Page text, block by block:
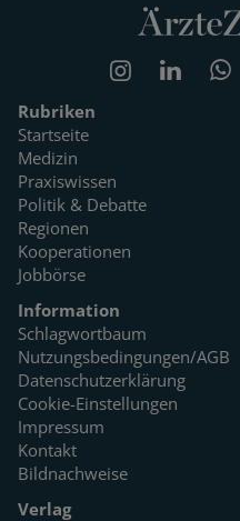
Rubriken
Startseite
Medizin
Praxiswissen
Politik & Debatte
Regionen
Kooperationen
Jobbörse
Information
Schlagwortbaum
Nutzungsbedingungen/AGB
Datenschutzerklärung
Cookie-Einstellungen
Impressum
Kontakt
Bildnachweise
Verlag